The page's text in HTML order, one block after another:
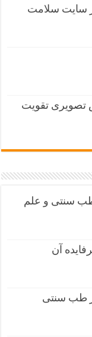
سایت سلامت
تصویری تقویت
طب سنتی و علم
آن
طب سنتی